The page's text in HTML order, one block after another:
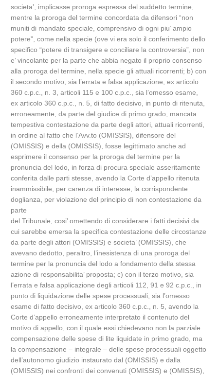
societa’, implicasse proroga espressa del suddetto termine,
mentre la proroga del termine concordata da difensori “non
muniti di mandato speciale, comprensivo di ogni piu’ ampio
potere”, come nella specie (ove vi era solo il conferimento dello
specifico “potere di transigere e conciliare la controversia”, non
e’ vincolante per la parte che abbia negato il proprio consenso
alla proroga del termine, nella specie gli attuali ricorrenti; b) con
il secondo motivo, sia l’errata e falsa applicazione, ex articolo
360 c.p.c., n. 3, articoli 115 e 100 c.p.c., sia l’omesso esame,
ex articolo 360 c.p.c., n. 5, di fatto decisivo, in punto di ritenuta,
erroneamente, da parte del giudice di primo grado, mancata
tempestiva contestazione da parte degli attori, attuali ricorrenti,
in ordine al fatto che l’Avv.to (OMISSIS), difensore del
(OMISSIS) e della (OMISSIS), fosse legittimato anche ad
esprimere il consenso per la proroga del termine per la
pronuncia del lodo, in forza di procura speciale asseritamente
conferita dalle parti stesse, avendo la Corte d’appello ritenuta
inammissibile, per carenza di interesse, la corrispondente
doglianza, per violazione del principio di non contestazione da
parte
del Tribunale, cosi’ omettendo di considerare i fatti decisivi da
cui sarebbe emersa la specifica contestazione delle circostanze
da parte degli attori (OMISSIS) e societa’ (OMISSIS), che
avevano dedotto, peraltro, l’inesistenza di una proroga del
termine per la pronuncia del lodo a fondamento della stessa
azione di responsabilita’ proposta; c) con il terzo motivo, sia
l’errata e falsa applicazione degli articoli 112, 91 e 92 c.p.c., in
punto di liquidazione delle spese processuali, sia l’omesso
esame di fatto decisivo, ex articolo 360 c.p.c., n. 5, avendo la
Corte d’appello erroneamente interpretato il contenuto del
motivo di appello, con il quale essi chiedevano non la parziale
compensazione delle spese di lite liquidate in primo grado, ma
la compensazione – integrale – delle spese processuali oggetto
dell’autonomo giudizio instaurato dal (OMISSIS) e dalla
(OMISSIS) nei confronti dei convenuti (OMISSIS) e (OMISSIS),